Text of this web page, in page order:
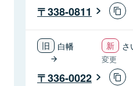
338-0811
白幡 さ
変更
336-0022